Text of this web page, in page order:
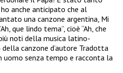
anche anticipato che al
una canzone argentina, Mi
que lindo tema”, cioè “Ah, che
noti della musica latino-
della canzone d’autore Tradotta
uomo senza tempo e racconta la